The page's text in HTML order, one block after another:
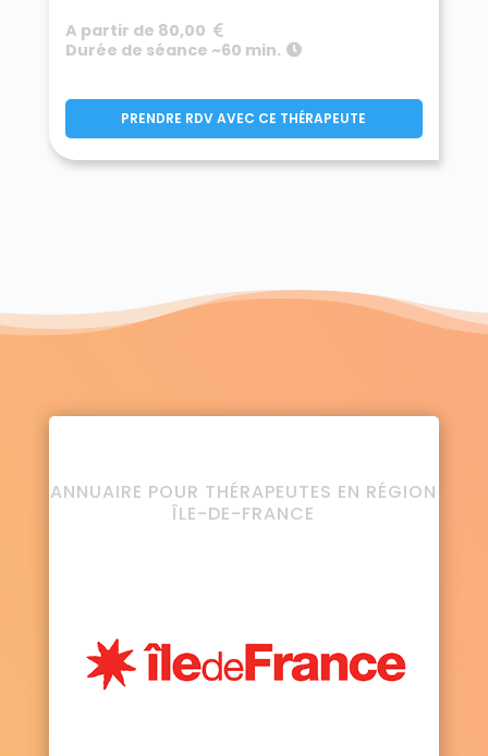
A partir de 80,00
Durée de séance ~60 min.
PRENDRE RDV AVEC CE THÉRAPEUTE
ANNUAIRE POUR THÉRAPEUTES EN RÉGION
ÎLE-DE-FRANCE